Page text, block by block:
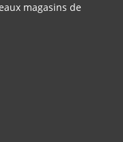
magasins de